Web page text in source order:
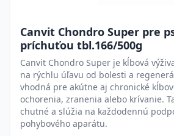
Canvit Chondro Super pre
príchuťou tbl.166/500g
Canvit Chondro Super je kĺbová
na rýchlu úľavu od bolesti a
vhodná pre akútne aj chronické
ochorenia, zranenia alebo krívanie.
chutné a slúžia na každodennú
pohybového aparátu.